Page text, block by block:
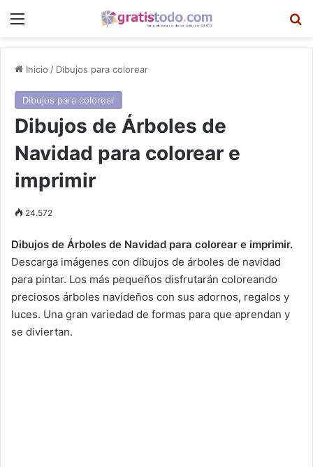
Menú
Inicio / Dibujos para colorear
Dibujos para colorear
Dibujos de Árboles de
Navidad para colorear e
imprimir
24.572
Dibujos de Árboles de Navidad para colorear e imprimir.
Descarga imágenes con dibujos de árboles de navidad
para pintar. Los más pequeños disfrutarán coloreando
preciosos árboles navideños con sus adornos, regalos y
luces. Una gran variedad de formas para que aprendan y
se diviertan.